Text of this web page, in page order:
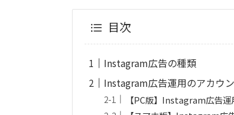
目次
Instagram広告の種類
Instagram広告運用のアカウ
【PC版】Instagram広告